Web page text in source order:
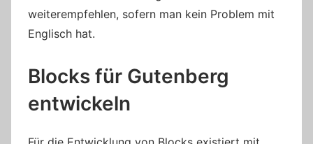
weiterempfehlen, sofern man kein Problem mit
Englisch hat.
Blocks für Gutenberg
entwickeln